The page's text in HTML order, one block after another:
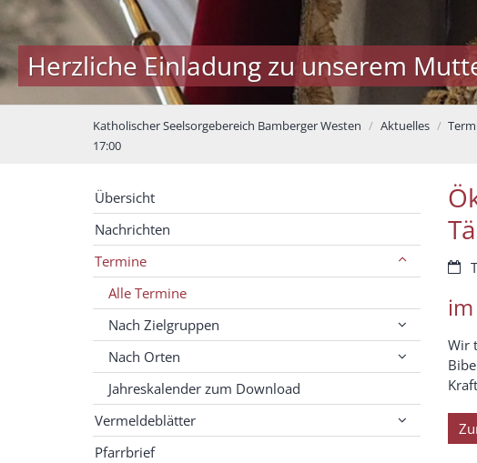
Herzliche Einladung zu unserem
Katholischer Seelsorgebereich Bamberger Westen Aktuelles
17:00
Wir
Übersicht
Nachrichten
Termine
Alle Termine
Nach Zielgruppen
Nach Orten
Jahreskalender zum Download
Vermeldeblätter
Pfarrbrief